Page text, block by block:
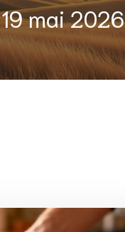
19 mai 2026